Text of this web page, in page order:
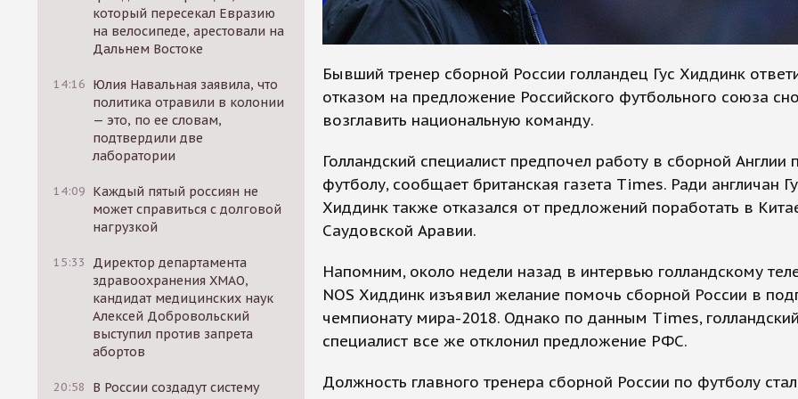
который пересекал Евразию
на велосипеде, арестовали на
Дальнем Востоке
14:16 Юлия Навальная заявила, что
политика отравили в колонии
— это, по ее словам,
подтвердили две
лаборатории
14:09 Каждый пятый россиян не
может справиться с долговой
нагрузкой
15:33
Директор департамента
здравоохранения ХМАО,
кандидат медицинских наук
Алексей Добровольский
выступил против запрета
абортов
20:58
В России создадут систему
Бывший тренер сборной России голландец Гус Хиддинк
отказом на предложение Российского футбольного союза
возглавить национальную команду.
Голландский специалист предпочел работу в сборной Англии
футболу, сообщает британская газета Times. Ради англичан
Хиддинк также отказался от предложений поработать в
Саудовской Аравии.
Напомним, около недели назад в интервью голландскому
NOS Хиддинк изъявил желание помочь сборной России в
чемпионату мира-2018. Однако по данным Times,
специалист все же отклонил предложение РФС.
Должность главного тренера сборной России по футболу